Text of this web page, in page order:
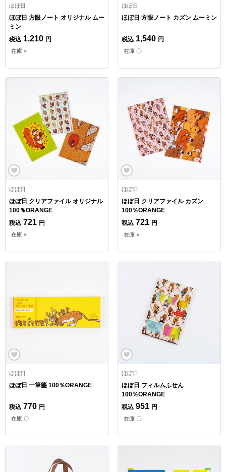
ほぼ日
ほぼ日 方眼ノート オリジナル ムー
ミン
税込 1,210 円
在庫 ×
ほぼ日
ほぼ日 方眼ノート カズン ムーミン
税込 1,540 円
在庫 〇
ほぼ日
ほぼ日 クリアファイル オリジナル
100％ORANGE
税込 721 円
在庫 ×
ほぼ日
ほぼ日 クリアファイル カズン
100％ORANGE
税込 721 円
在庫 ×
ほぼ日
ほぼ日 一筆箋 100％ORANGE
税込 770 円
在庫 〇
ほぼ日
ほぼ日 フィルムふせん
100％ORANGE
税込 951 円
在庫 〇